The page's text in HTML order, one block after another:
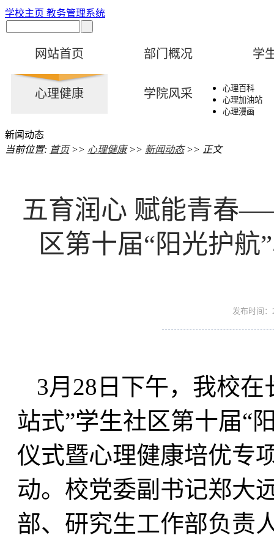
学校主页 教务管理系统
网站首页 部门概况 学
心理健康 学院风采
心理百科
心理加油站
心理漫画
新闻动态
当前位置: 首页>> 心理健康>> 新闻动态>> 正文
五育润心 赋能青春
区第十届“阳光护
发布时间
3月28日下午，我校
站式”学生社区第十届“
仪式暨心理健康培优专
动。校党委副书记郑大
部、研究生工作部负责